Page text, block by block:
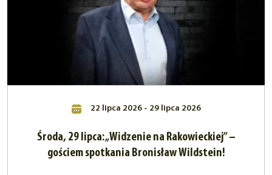
22 lipca 2026 - 29 lipca 2026
Środa, 29 lipca: „Widzenie na Rakowieckiej” –
gościem spotkania Bronisław Wildstein!